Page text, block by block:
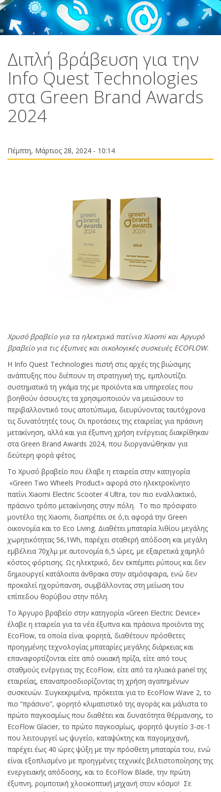
Διπλή βράβευση για την
Info Quest Technologies
στα Green Brand Awards
2024
Πέμπτη, Μάρτιος 28, 2024 - 10:14
Χρυσό βραβείο για τα ηλεκτρικά πατίνια Xiaomi και Αργυρό
βραβείο για τις έξυπνες και οικολογικές συσκευές ΕCOFLOW.
H Info Quest Technologies πιστή στις αρχές της βιώσιμης
ανάπτυξης που διέπουν τη στρατηγική της, εμπλουτίζει
συστηματικά τη γκάμα της με προϊόντα και υπηρεσίες που
βοηθούν όσους/ες τα χρησιμοποιούν να μειώσουν το
περιβαλλοντικό τους αποτύπωμα, διευρύνοντας ταυτόχρονα
τις δυνατότητές τους. Οι προτάσεις της εταιρείας για πράσινη
μετακίνηση, αλλά και για έξυπνη χρήση ενέργειας διακρίθηκαν
στα Green Brand Awards 2024, που διοργανώθηκαν για
δεύτερη φορά φέτος.
To Xρυσό βραβείο που έλαβε η εταιρεία στην κατηγορία
«Green Two Wheels Product» αφορά στο ηλεκτροκίνητο
πατίνι Xiaomi Electric Scooter 4 Ultra, τον πιο εναλλακτικό,
πράσινο τρόπο μετακίνησης στην πόλη. Το πιο πρόσφατο
μοντέλο της Xiaomi, διαπρέπει σε ό,τι αφορά την Green
οικονομία και το Eco Living. Διαθέτει μπαταρία λιθίου μεγάλης
χωρητικότητας 56,1Wh, παρέχει σταθερή απόδοση και μεγάλη
εμβέλεια 70χλμ με αυτονομία 6,5 ώρες, με εξαιρετικά χαμηλό
κόστος φόρτισης. Ως ηλεκτρικό, δεν εκπέμπει ρύπους και δεν
δημιουργεί κατάλοιπα άνθρακα στην ατμόσφαιρα, ενώ δεν
προκαλεί ηχορύπανση, συμβάλλοντας στη μείωση του
επίπεδου θορύβου στην πόλη.
Το Άργυρο βραβείο στην κατηγορία «Green Electric Device»
έλαβε η εταιρεία για τα νέα έξυπνα και πράσινα προϊόντα της
EcoFlow, τα οποία είναι φορητά, διαθέτουν πρόσθετες
προηγμένης τεχνολογίας μπαταρίες μεγάλης διάρκειας και
επαναφορτίζονται είτε από οικιακή πρίζα, είτε από τους
σταθμούς ενέργειας της EcoFlow, είτε από τα ηλιακά panel της
εταιρείας, επαναπροσδιορίζοντας τη χρήση αγαπημένων
συσκευών. Συγκεκριμένα, πρόκειται για το EcoFlow Wave 2, το
πιο “πράσινο”, φορητό κλιματιστικό της αγοράς και μάλιστα το
πρώτο παγκοσμίως που διαθέτει και δυνατότητα θέρμανσης, το
EcoFlow Glacier, το πρώτο παγκοσμίως, φορητό ψυγείο 3-σε-1
που λειτουργεί ως ψυγείο, καταψύκτης και παγομηχανή,
παρέχει έως 40 ώρες ψύξη με την πρόσθετη μπαταρία του, ενώ
είναι εξοπλισμένο με προηγμένες τεχνικές βελτιστοποίησης της
ενεργειακής απόδοσης, και το EcoFlow Blade, την πρώτη
έξυπνη, ρομποτική χλοοκοπτική μηχανή στον κόσμο! Σε